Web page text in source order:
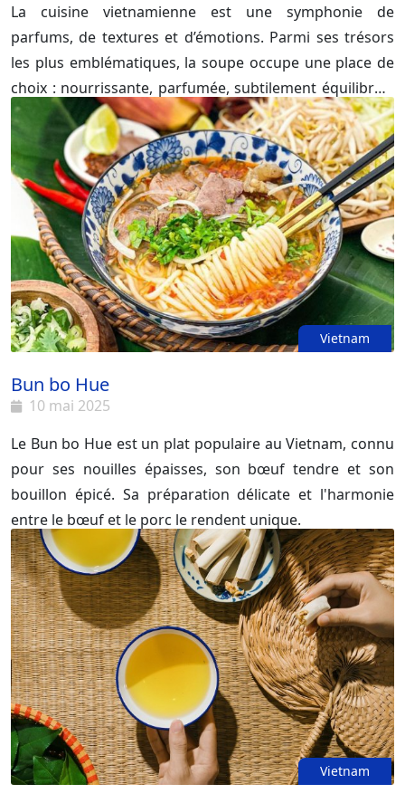
La cuisine vietnamienne est une symphonie de
parfums, de textures et d’émotions. Parmi ses trésors
les plus emblématiques, la soupe occupe une place de
choix : nourrissante, parfumée, subtilement équilibrée.
De Hanoï à Saigon, chaque région possède ses recettes,
ses secrets et ses rites autour du bouillon fumant. Voici
15 soupes vietnamiennes à découvrir absolument si
vous voulez comprendre - et ressentir - le cœur battant
de la gastronomie vietnamienne.
Vietnam
Bun bo Hue
10 mai 2025
Le Bun bo Hue est un plat populaire au Vietnam, connu
pour ses nouilles épaisses, son bœuf tendre et son
bouillon épicé. Sa préparation délicate et l'harmonie
entre le bœuf et le porc le rendent unique.
Vietnam